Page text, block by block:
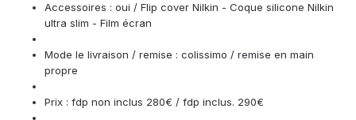
Accessoires : oui / Flip cover Nilkin - Coque silicone Nilkin
ultra slim - Film écran
Mode le livraison / remise : colissimo / remise en main
propre
Prix : fdp non inclus 280€ / fdp inclus. 290€